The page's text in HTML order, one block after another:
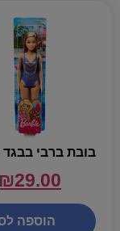
₪29.00
הוספה